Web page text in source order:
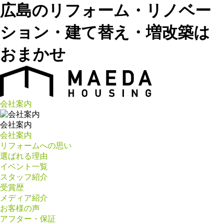
広島のリフォーム・リノベー
ション・建て替え・増改築は
おまかせ
会社案内
会社案内
会社案内
リフォームへの思い
選ばれる理由
イベント一覧
スタッフ紹介
受賞歴
メディア紹介
お客様の声
アフター・保証